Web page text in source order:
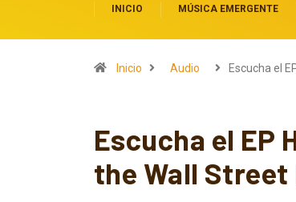
INICIO MÚSICA EMERGENTE
Inicio Audio Escucha el
Escucha el EP
the Wall Street